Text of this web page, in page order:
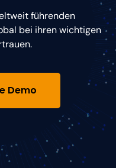
führenden
bei ihren wichtigen
Demo